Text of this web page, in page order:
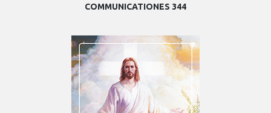
COMMUNICATIONES 344